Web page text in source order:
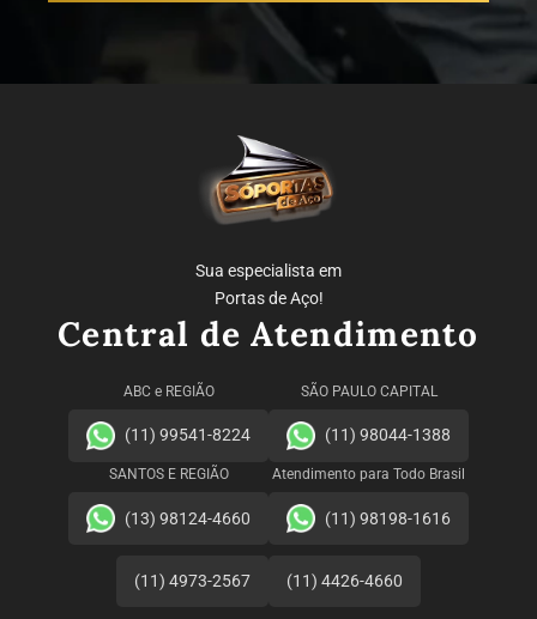
Sua especialista em
Portas de Aço!
Central de Atendimento
ABC e REGIÃO
(11) 99541-8224
SÃO PAULO CAPITAL
(11) 98044-1388
SANTOS E REGIÃO
(13) 98124-4660
Atendimento para Todo Brasil
(11) 98198-1616
(11) 4973-2567 (11) 4426-4660